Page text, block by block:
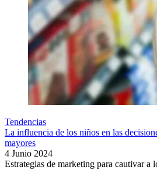
Tendencias
La influencia de los niños en las
mayores
4 Junio 2024
Estrategias de marketing para cautivar a